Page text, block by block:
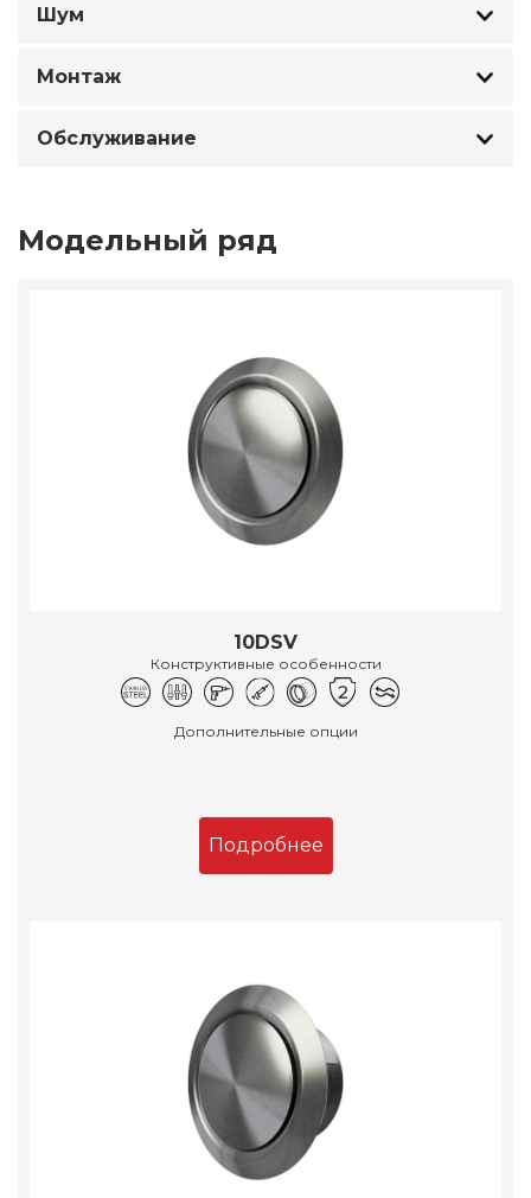
Шум
Монтаж
Обслуживание
Модельный ряд
10DSV
Конструктивные особенности
Дополнительные опции
Подробнее